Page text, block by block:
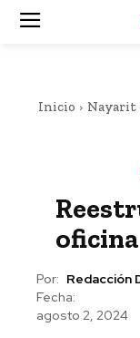
Inicio Nayarit
Por: Redacción
Fecha:
agosto 2, 2024